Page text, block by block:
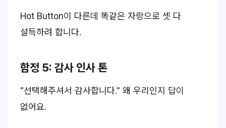
Hot Button이 다른데 똑같은 자랑으로 셋 다
설득하려 합니다.
함정 5: 감사 인사 톤
"선택해주셔서 감사합니다." 왜 우리인지 답이
없어요.